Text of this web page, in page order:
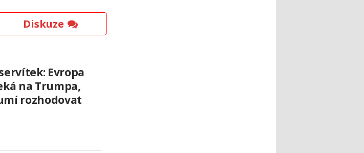
Diskuze
Evropa
na Trumpa,
rozhodovat